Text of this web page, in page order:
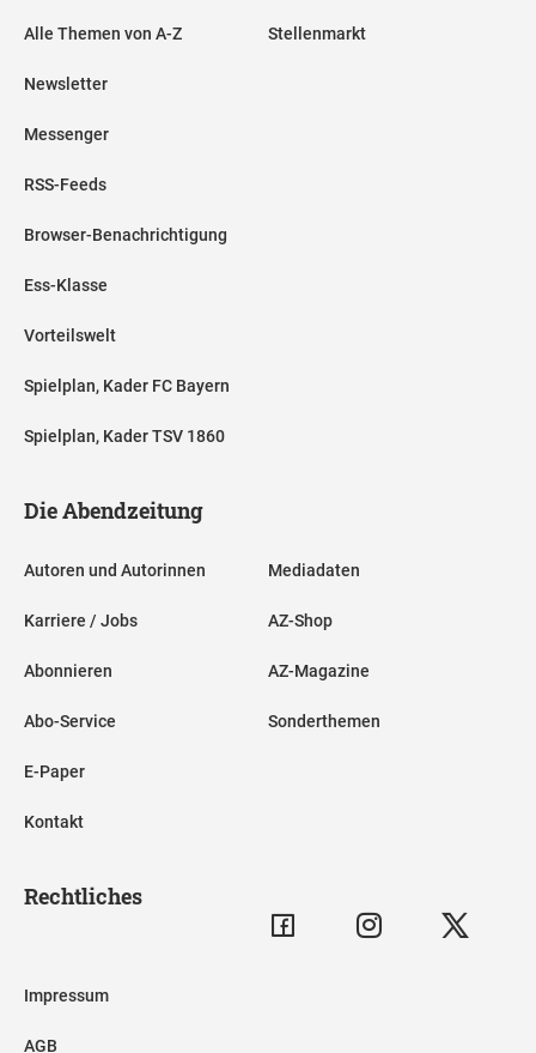
Alle Themen von A-Z
Newsletter
Messenger
RSS-Feeds
Browser-Benachrichtigung
Ess-Klasse
Vorteilswelt
Spielplan, Kader FC Bayern
Spielplan, Kader TSV 1860
Stellenmarkt
Die Abendzeitung
Autoren und Autorinnen
Karriere / Jobs
Abonnieren
Abo-Service
E-Paper
Kontakt
Mediadaten
AZ-Shop
AZ-Magazine
Sonderthemen
Rechtliches
Impressum
AGB